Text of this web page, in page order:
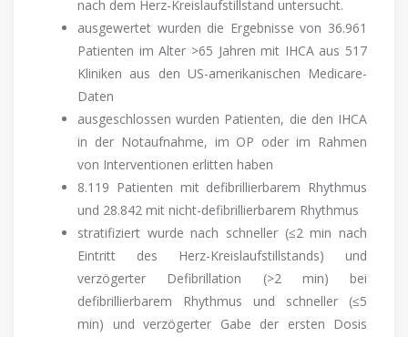
nach dem Herz-Kreislaufstillstand untersucht.
ausgewertet wurden die Ergebnisse von 36.961
Patienten im Alter >65 Jahren mit IHCA aus 517
Kliniken aus den US-amerikanischen Medicare-
Daten
ausgeschlossen wurden Patienten, die den IHCA
in der Notaufnahme, im OP oder im Rahmen
von Interventionen erlitten haben
8.119 Patienten mit defibrillierbarem Rhythmus
und 28.842 mit nicht-defibrillierbarem Rhythmus
stratifiziert wurde nach schneller (≤2 min nach
Eintritt des Herz-Kreislaufstillstands) und
verzögerter Defibrillation (>2 min) bei
defibrillierbarem Rhythmus und schneller (≤5
min) und verzögerter Gabe der ersten Dosis